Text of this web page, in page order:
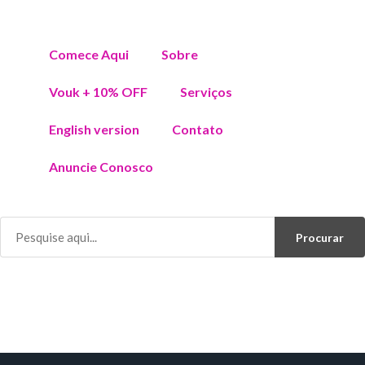
Comece Aqui Sobre
Vouk + 10% OFF Serviços
English version Contato
Anuncie Conosco
Procurar